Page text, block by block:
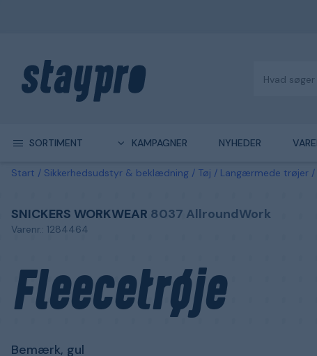
SORTIMENT KAMPAGNER NYHEDER
Start Sikkerhedsudstyr & beklædning Tøj Langærmede trøjer
SNICKERS WORKWEAR 8037 AllroundWork
Varenr.: 1284464
Fleecetrøje
Bemærk, gul